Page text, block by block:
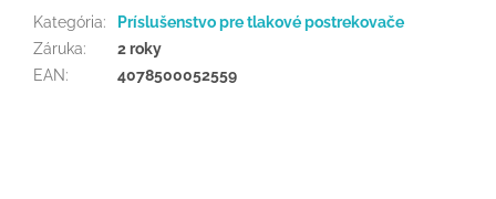
Kategória:
Príslušenstvo pre tlakové postrekovače
Záruka:
2 roky
EAN: 4078500052559